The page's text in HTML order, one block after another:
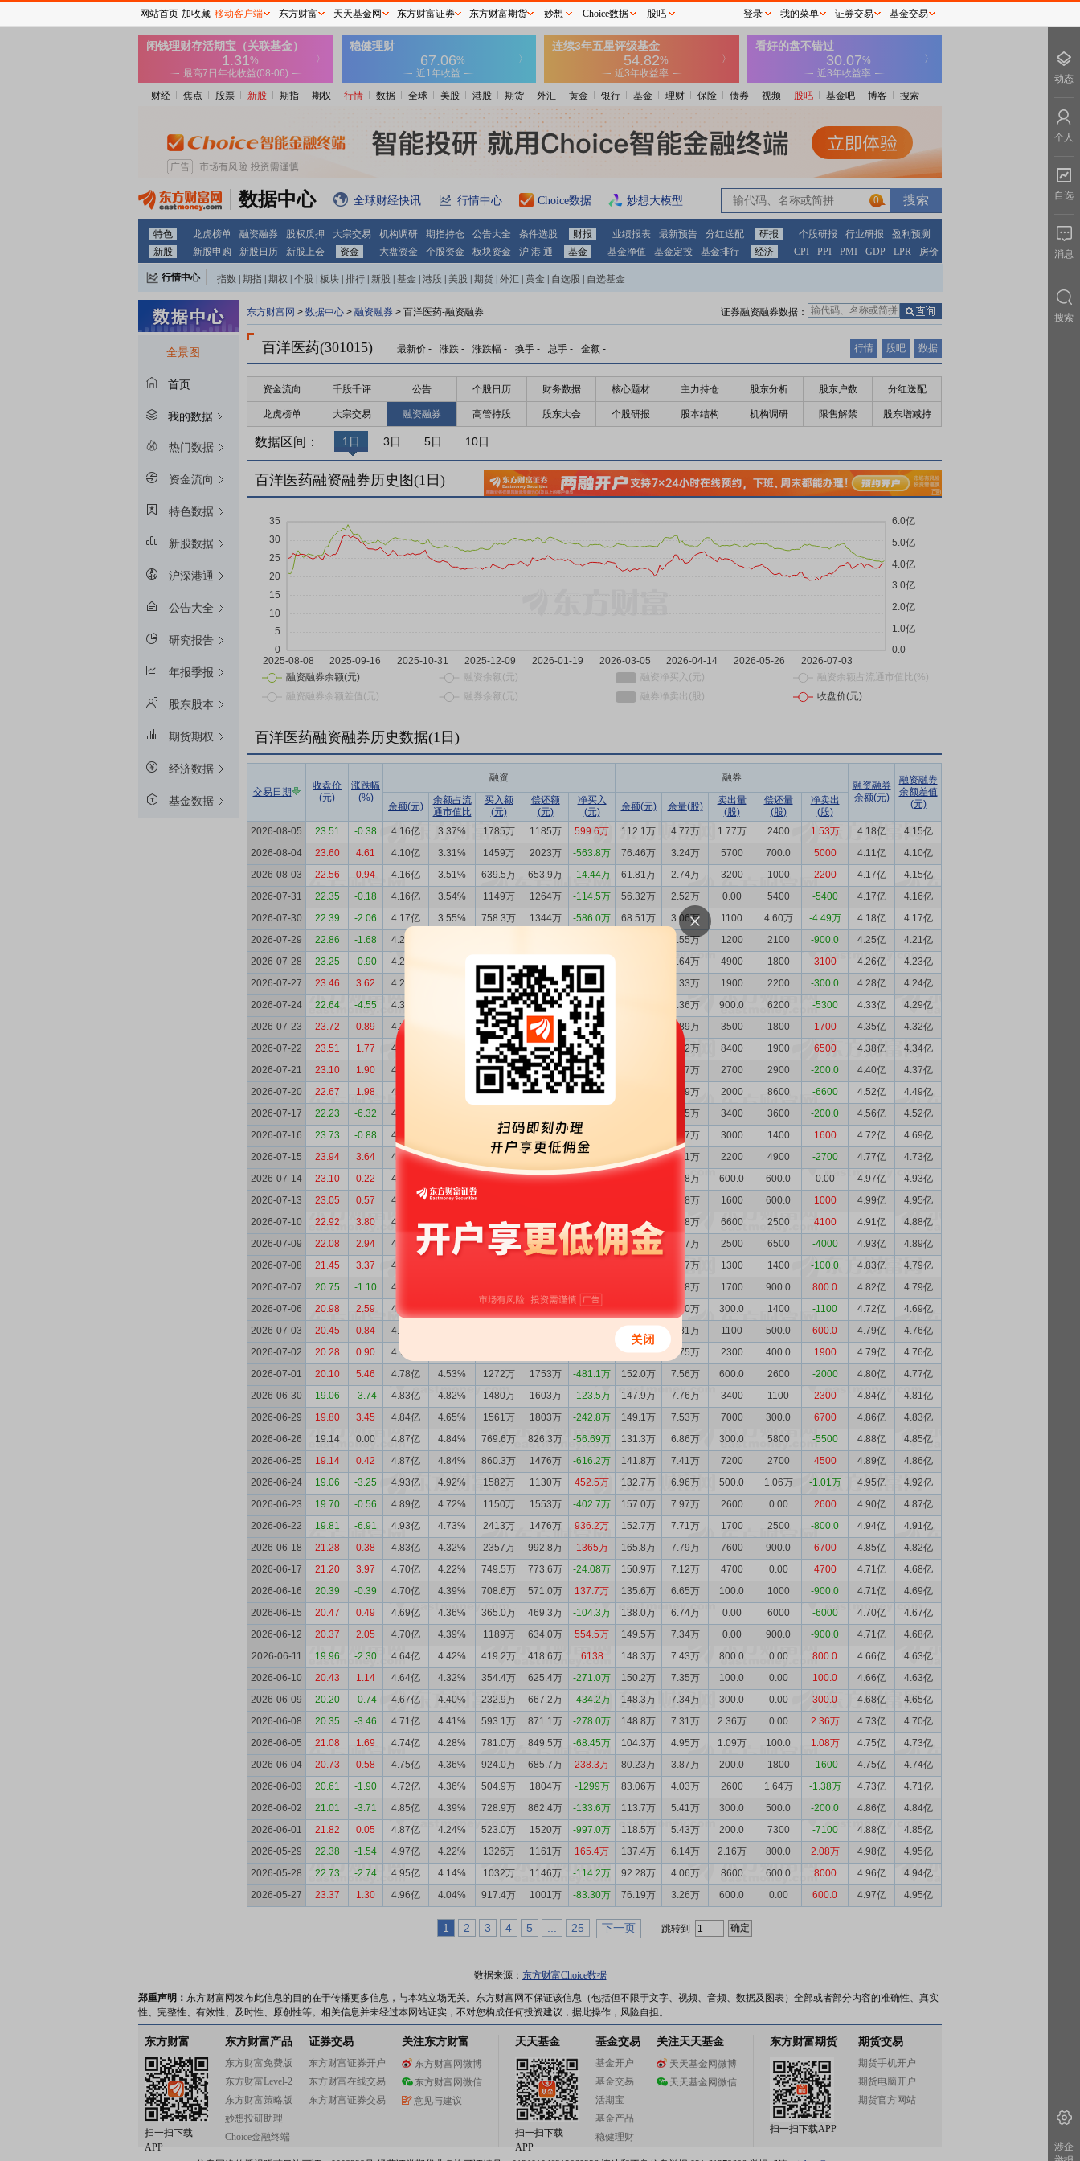
财经 焦点 股票 新股 期指 期权 行情 数据 全球 美股 港股 期货 外汇 黄金 银行 基金 理财 保险 债券 视频 股吧 基金吧 博客 搜索
数据中心 全球财经快讯 行情中心 Choice数据 妙想大模型 0
特色 龙虎榜单 融资融券 股权质押 大宗交易 机构调研 期指持仓 公告大全 条件选股 财报 业绩报表 最新预告 分红送配 研报 个股研报 行业研报
盈利预测
新股
新股申购 新股日历 新股上会 资金 大盘资金 个股资金 板块资金 沪 港 通 基金 基金净值 基金定投 基金排行 经济 CPI PPI PMI GDP LPR 房价
行情中心 指数 期指 期权 个股 板块 排行 新股 基金 港股 美股 期货 外汇 黄金 自选股 自选基金
全景图
首页
我的数据
热门数据
资金流向
特色数据
新股数据
沪深港通
公告大全
研究报告
年报季报
股东股本
期货期权
经济数据
基金数据
东方财富网 > 数据中心 > 融资融券 > 百洋医药-融资融券 证券融资融券数据：
百洋医药(301015) 最新价 - 涨跌 - 涨跌幅 - 换手 - 总手 - 金额 - 行情 股吧 数据
资金流向 千股千评 公告 个股日历 财务数据 核心题材 主力持仓 股东分析 股东户数 分红送配
龙虎榜单 大宗交易 融资融券 高管持股 股东大会 个股研报 股本结构 机构调研 限售解禁 股东增减持
数据区间： 1日 3日 5日 10日
百洋医药融资融券历史图(1 日)
百洋医药融资融券历史数据(1 日)
交易日期
收盘价
(元)
涨跌幅
(%)
融资 融券
融资融券
余额(元)
融资融券
余额差值
(元)
余额(元)
余额占流
通市值比
买入额
(元)
偿还额
(元)
净买入
(元)
余额(元) 余量(股)
卖出量
(股)
偿还量
(股)
净卖出
(股)
2026-08-05
23.51 -0.38 4.16亿 3.37% 1785万 1185万 599.6万 112.1万 4.77万 1.77万 2400 1.53万 4.18亿
4.15亿
2026-08-04
23.60 4.61 4.10亿 3.31% 1459万 2023万 -563.8万 76.46万 3.24万 5700 700.0 5000 4.11亿
4.10亿
2026-08-03
22.56 0.94 4.16亿 3.51% 639.5万 653.9万 -14.44万 61.81万 2.74万 3200 1000 2200 4.17亿
4.15亿
2026-07-31
22.35 -0.18 4.16亿 3.54% 1149万 1264万 -114.5万 56.32万 2.52万 0.00 5400 -5400 4.17亿
4.16亿
2026-07-30
22.39 -2.06 4.17亿 3.55% 758.3万 1344万 -586.0万 68.51万 3.06万 1100 4.60万 -4.49万 4.18亿
4.17亿
2026-07-29
22.86 -1.68 4.23亿 7.55万 1200 2100 -900.0 4.25亿
4.21亿
2026-07-28
23.25 -0.90 4.24亿 7.64万 4900 1800 3100 4.26亿
4.23亿
2026-07-27
23.46 3.62 4.26亿 1098万 1620万 -521.7万 7.33万 1900 2200 -300.0 4.28亿
4.24亿
2026-07-24
22.64 -4.55 4.31亿 973.5万 1202万 -228.6万 7.36万 900.0 6200 -5300 4.33亿
4.29亿
2026-07-23
23.72 0.89 4.33亿 1376万 1663万 -286.0万 7.89万 3500 1800 1700 4.35亿
4.32亿
2026-07-22
23.51 1.77 4.36亿 1471万 1676万 -205.4万 7.72万 8400 1900 6500 4.38亿
4.34亿
2026-07-21
23.10 1.90 4.38亿 1648万 2841万 -1192万 7.07万 2700 2900 -200.0 4.40亿
4.37亿
2026-07-20
22.67 1.98 4.50亿 2424万 2813万 -388.6万 7.09万 2000 8600 -6600 4.52亿
4.49亿
2026-07-17
22.23 -6.32 4.54亿 7.75万 3400 3600 -200.0 4.56亿
4.52亿
2026-07-16
23.73 -0.88 4.71亿 2085万 2499万 -413.7万 7.77万 3000 1400 1600 4.72亿
4.69亿
2026-07-15
23.94 3.64 4.75亿 3.77% 3114万 5128万 -2014万 182.2万 7.61万 2200 4900 -2700 4.77亿
4.73亿
2026-07-14
23.10 0.22 4.95亿 3181万 3410万 -229.5万 7.88万 600.0 600.0 0.00 4.97亿
4.93亿
2026-07-13
23.05 0.57 4.97亿 4.10% 7.88万 1600 600.0 1000 4.99亿
4.95亿
2026-07-10
22.92 3.80 4.89亿 4.06% 2940万 3104万 -164.8万 178.3万 7.78万 6600 2500 4100 4.91亿
4.88亿
2026-07-09
22.08 2.94 4.91亿 4.23% 3097万 2078万 1019万 162.7万 7.37万 2500 6500 -4000 4.93亿
4.89亿
2026-07-08
21.45 3.37 4.81亿 7.77万 1300 1400 -100.0 4.83亿
4.79亿
2026-07-07
20.75 -1.10 4.80亿 7.78万 1700 900.0 800.0 4.82亿
4.79亿
2026-07-06
20.98 2.59 4.71亿 -681.2万 7.70万 300.0 1400 -1100 4.72亿
4.69亿
2026-07-03
20.45 0.84 4.78亿 159.7万 7.81万 1100 500.0 600.0 4.79亿
4.76亿
2026-07-02
20.28 0.90 4.78亿 157.2万 7.75万 2300 400.0 1900 4.79亿
4.76亿
2026-07-01
20.10 5.46 4.78亿 4.53% 1272万 1753万 -481.1万 152.0万 7.56万 600.0 2600 -2000 4.80亿
4.77亿
2026-06-30
19.06 -3.74 4.83亿 4.82% 1480万 1603万 -123.5万 147.9万 7.76万 3400 1100 2300 4.84亿
4.81亿
2026-06-29
19.80 3.45 4.84亿 4.65% 1561万 1803万 -242.8万 149.1万 7.53万 7000 300.0 6700 4.86亿
4.83亿
2026-06-26
19.14 0.00 4.87亿 4.84% 769.6万 826.3万 -56.69万 131.3万 6.86万 300.0 5800 -5500 4.88亿
4.85亿
2026-06-25
19.14 0.42 4.87亿 4.84% 860.3万 1476万 -616.2万 141.8万 7.41万 7200 2700 4500 4.89亿
4.86亿
2026-06-24
19.06 -3.25 4.93亿 4.92% 1582万 1130万 452.5万 132.7万 6.96万 500.0 1.06万 -1.01万 4.95亿
4.92亿
2026-06-23
19.70 -0.56 4.89亿 4.72% 1150万 1553万 -402.7万 157.0万 7.97万 2600 0.00 2600 4.90亿
4.87亿
2026-06-22
19.81 -6.91 4.93亿 4.73% 2413万 1476万 936.2万 152.7万 7.71万 1700 2500 -800.0 4.94亿
4.91亿
2026-06-18
21.28 0.38 4.83亿 4.32% 2357万 992.8万 1365万 165.8万 7.79万 7600 900.0 6700 4.85亿
4.82亿
2026-06-17
21.20 3.97 4.70亿 4.22% 749.5万 773.6万 -24.08万 150.9万 7.12万 4700 0.00 4700 4.71亿
4.68亿
2026-06-16
20.39 -0.39 4.70亿 4.39% 708.6万 571.0万 137.7万 135.6万 6.65万 100.0 1000 -900.0 4.71亿
4.69亿
2026-06-15
20.47 0.49 4.69亿 4.36% 365.0万 469.3万 -104.3万 138.0万 6.74万 0.00 6000 -6000 4.70亿
4.67亿
2026-06-12
20.37 2.05 4.70亿 4.39% 1189万 634.0万 554.5万 149.5万 7.34万 0.00 900.0 -900.0 4.71亿
4.68亿
2026-06-11
19.96 -2.30 4.64亿 4.42% 419.2万 418.6万 6138 148.3万 7.43万 800.0 0.00 800.0 4.66亿
4.63亿
2026-06-10
20.43 1.14 4.64亿 4.32% 354.4万 625.4万 -271.0万 150.2万 7.35万 100.0 0.00 100.0 4.66亿
4.63亿
2026-06-09
20.20 -0.74 4.67亿 4.40% 232.9万 667.2万 -434.2万 148.3万 7.34万 300.0 0.00 300.0 4.68亿
4.65亿
2026-06-08
20.35 -3.46 4.71亿 4.41% 593.1万 871.1万 -278.0万 148.8万 7.31万 2.36万 0.00 2.36万 4.73亿
4.70亿
2026-06-05
21.08 1.69 4.74亿 4.28% 781.0万 849.5万 -68.45万 104.3万 4.95万 1.09万 100.0 1.08万 4.75亿
4.73亿
2026-06-04
20.73 0.58 4.75亿 4.36% 924.0万 685.7万 238.3万 80.23万 3.87万 200.0 1800 -1600 4.75亿
4.74亿
2026-06-03
20.61 -1.90 4.72亿 4.36% 504.9万 1804万 -1299万 83.06万 4.03万 2600 1.64万 -1.38万 4.73亿
4.71亿
2026-06-02
21.01 -3.71 4.85亿 4.39% 728.9万 862.4万 -133.6万 113.7万 5.41万 300.0 500.0 -200.0 4.86亿
4.84亿
2026-06-01
21.82 0.05 4.87亿 4.24% 523.0万 1520万 -997.0万 118.5万 5.43万 200.0 7300 -7100 4.88亿
4.85亿
2026-05-29
22.38 -1.54 4.97亿 4.22% 1326万 1161万 165.4万 137.4万 6.14万 2.16万 800.0 2.08万 4.98亿
4.95亿
2026-05-28
22.73 -2.74 4.95亿 4.14% 1032万 1146万 -114.2万 92.28万 4.06万 8600 600.0 8000 4.96亿
4.94亿
2026-05-27
23.37 1.30 4.96亿 4.04% 917.4万 1001万 -83.30万 76.19万 3.26万 600.0 0.00 600.0 4.97亿 4.95亿
1 2 3 4 5 25 下一页 跳转到
数据来源： 东方财富Choice数据
郑重声明： 东方财富网发布此信息的目的在于传播更多信息，与本站立场无关。东方财富网不保证该信息（包括但不限于文字、视频、音频、数据及图表）全部或者部分内容的准确性、真实
性、完整性、有效性、及时性、原创性等。相关信息并未经过本网站证实，不对您构成任何投资建议，据此操作，风险自担。
东方财富
扫一扫下载
APP
东方财富产品
东方财富免费版
东方财富Level-2
东方财富策略版
妙想投研助理
Choice金融终端
证券交易
东方财富证券开户
东方财富在线交易
东方财富证券交易
关注东方财富
东方财富网微博
东方财富网微信
意见与建议
天天基金
扫一扫下载
APP
基金交易
基金开户
基金交易
活期宝
基金产品
稳健理财
关注天天基金
天天基金网微博
天天基金网微信
东方财富期货
扫一扫下载APP
期货交易
期货手机开户
期货电脑开户
期货官方网站
网站首页 加收藏 移动客户端 东方财富 天天基金网 东方财富证券 东方财富期货 妙想 Choice数据 股吧 登录 我的菜单 证券交易 基金交易
动态
个人
自选
消息
搜索
涉企